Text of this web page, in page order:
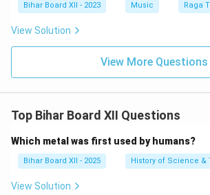
Bihar Board XII - 2023 Music Raga
View Solution
View More Questions
Top Bihar Board XII Questions
Which metal was first used by humans?
Bihar Board XII - 2025 History of Science &
View Solution